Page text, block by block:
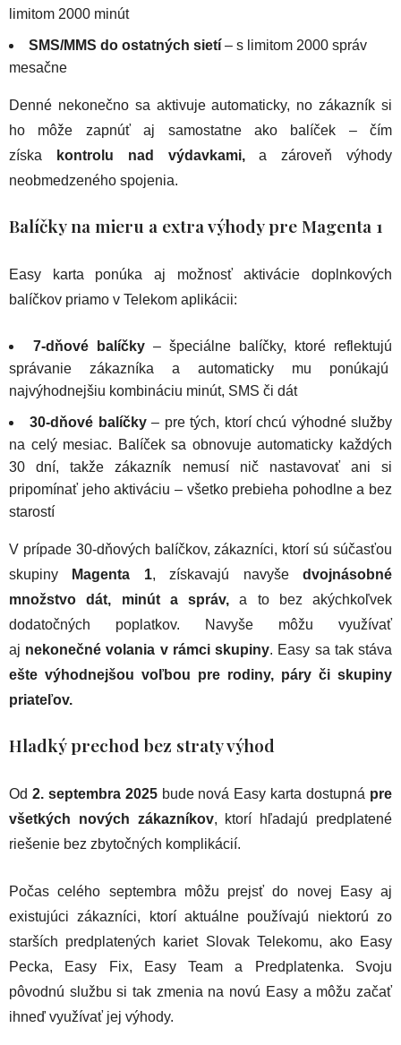
limitom 2000 minút
SMS/MMS do ostatných sietí – s limitom 2000 správ
mesačne
Denné nekonečno sa aktivuje automaticky, no zákazník si
ho môže zapnúť aj samostatne ako balíček – čím
získa
kontrolu nad výdavkami,a zároveň výhody
neobmedzeného spojenia.
Balíčky na mieru a extra výhody pre Magenta 1
Easy karta ponúka aj možnosť aktivácie doplnkových
balíčkov priamo v Telekom aplikácii:
7-dňové balíčky – špeciálne balíčky, ktoré reflektujú
správanie zákazníka a automaticky mu ponúkajú
najvýhodnejšiu kombináciu minút, SMS či dát
30-dňové balíčky– pre tých, ktorí chcú výhodné služby
na celý mesiac. Balíček sa obnovuje automaticky každých
30 dní, takže zákazník nemusí nič nastavovať ani si
pripomínať jeho aktiváciu – všetko prebieha pohodlne a bez
starostí
V prípade 30-dňových balíčkov, zákazníci, ktorí sú súčasťou
skupiny
Magenta 1, získavajú navyšedvojnásobné
množstvo dát, minút a správ,a to bez akýchkoľvek
dodatočných poplatkov. Navyše môžu využívať
aj nekonečné volania v rámci skupiny. Easy sa tak stáva
ešte výhodnejšou voľbou pre rodiny, páry či skupiny
priateľov.
Hladký prechod bez straty výhod
Od 2. septembra 2025bude nová Easy karta dostupná pre
všetkých nových zákazníkov, ktorí hľadajú predplatené
riešenie bez zbytočných komplikácií.
Počas celého septembra môžu prejsť do novej Easy aj
existujúci zákazníci, ktorí aktuálne používajú niektorú zo
starších predplatených kariet Slovak Telekomu, ako Easy
Pecka, Easy Fix, Easy Team a Predplatenka. Svoju
pôvodnú službu si tak zmenia na novú Easy a môžu začať
ihneď využívať jej výhody.